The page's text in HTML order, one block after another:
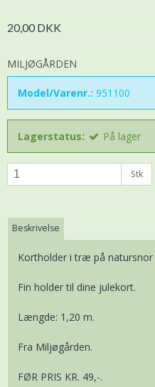
20,00 DKK
MILJØGÅRDEN
Model/Varenr.: 951100
Lagerstatus: På lager
Stk
Beskrivelse
Kortholder i træ på
Fin holder til dine julekort.
Længde: 1,20 m.
Fra Miljøgården.
FØR PRIS KR. 49,-.